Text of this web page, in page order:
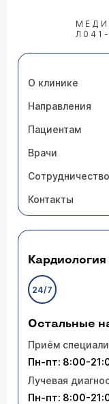
О клинике
Направления
Пациентам
Врачи
Сотрудничество
Контакты
Кардиология
24/7
Остальные
Приём
Пн-пт: 8:00-
Лучевая
Пн-пт: 8:00-